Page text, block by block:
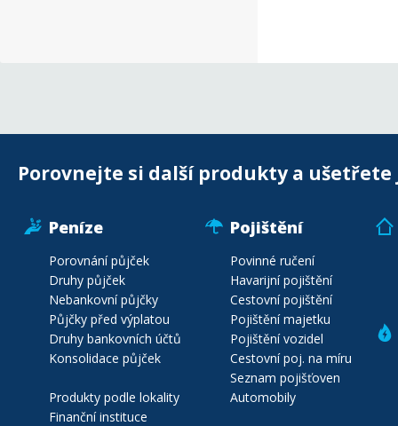
Porovnejte si další produkty a ušetřete
Peníze
Porovnání půjček
Druhy půjček
Nebankovní půjčky
Půjčky před výplatou
Druhy bankovních účtů
Konsolidace půjček
Produkty podle lokality
Finanční instituce
Pojištění
Povinné ručení
Havarijní pojištění
Cestovní pojištění
Pojištění majetku
Pojištění vozidel
Cestovní poj. na míru
Seznam pojišťoven
Automobily